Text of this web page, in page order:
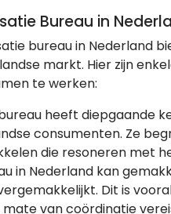
Bureau in
bureau in Nederland
markt. Hier zijn
te werken:
heeft diepgaande
consumenten. Ze
die resoneren met
in Nederland kan
Dit is
van coördinatie